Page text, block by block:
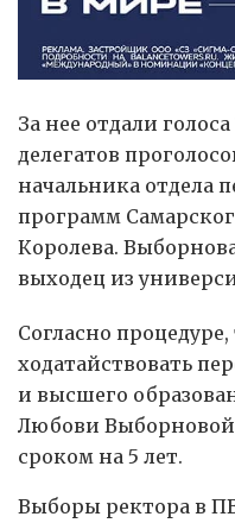
За нее отдали голоса
делегатов
начальника отдела
программ
Королева.
выходец из
Согласно
ходатайствовать
и высшего
Любови
сроком на 5 лет.
Выборы ректора в